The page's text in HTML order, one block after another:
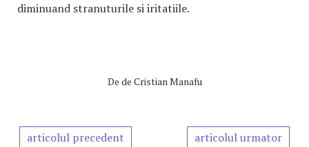
diminuand stranuturile si iritatiile.
De de Cristian Manafu
articolul precedent articolul urmator